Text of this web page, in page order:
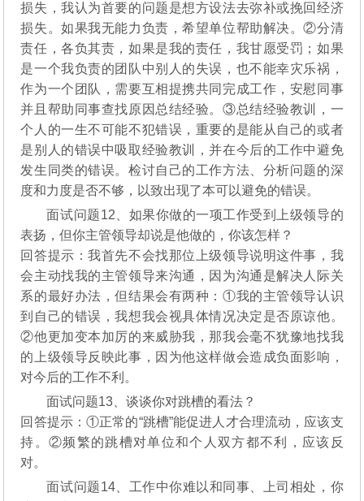
损失，我认为首要的问题是想方设法去弥补或挽回经济
损失。如果我无能力负责，希望单位帮助解决。②分清
责任，各负其责，如果是我的责任，我甘愿受罚；如果
是一个我负责的团队中别人的失误，也不能幸灾乐祸，
作为一个团队，需要互相提携共同完成工作，安慰同事
并且帮助同事查找原因总结经验。③总结经验教训，一
个人的一生不可能不犯错误，重要的是能从自己的或者
是别人的错误中吸取经验教训，并在今后的工作中避免
发生同类的错误。检讨自己的工作方法、分析问题的深
度和力度是否不够，以致出现了本可以避免的错误。
面试问题12、如果你做的一项工作受到上级领导的
表扬，但你主管领导却说是他做的，你该怎样？
回答提示：我首先不会找那位上级领导说明这件事，我
会主动找我的主管领导来沟通，因为沟通是解决人际关
系的最好办法，但结果会有两种：①我的主管领导认识
到自己的错误，我想我会视具体情况决定是否原谅他。
②他更加变本加厉的来威胁我，那我会毫不犹豫地找我
的上级领导反映此事，因为他这样做会造成负面影响，
对今后的工作不利。
面试问题13、谈谈你对跳槽的看法？
回答提示：①正常的“跳槽”能促进人才合理流动，应该支
持。②频繁的跳槽对单位和个人双方都不利，应该反
对。
面试问题14、工作中你难以和同事、上司相处，你